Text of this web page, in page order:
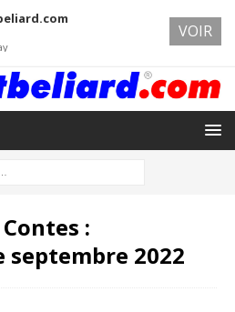
:
septembre 2022
VOIR